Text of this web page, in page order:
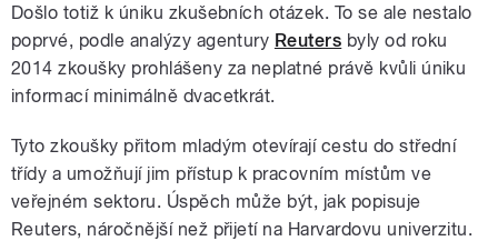
Došlo totiž k úniku zkušebních otázek. To se ale nestalo
poprvé, podle analýzy agentury Reuters byly od roku
2014 zkoušky prohlášeny za neplatné právě kvůli úniku
informací minimálně dvacetkrát.
Tyto zkoušky přitom mladým otevírají cestu do střední
třídy a umožňují jim přístup k pracovním místům ve
veřejném sektoru. Úspěch může být, jak popisuje
Reuters, náročnější než přijetí na Harvardovu univerzitu.